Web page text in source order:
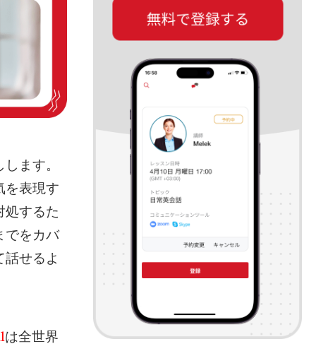
ます。
を表現す
処するた
でをカバ
せるよ
は全世界